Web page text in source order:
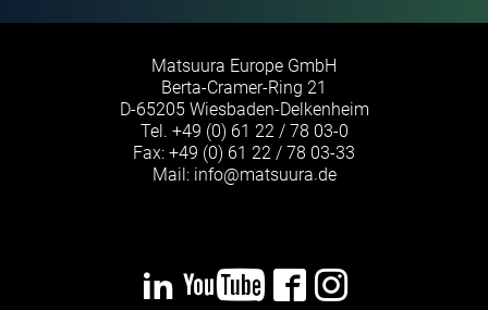
Matsuura Europe GmbH
Berta-Cramer-Ring 21
D-65205 Wiesbaden-Delkenheim
Tel. +49 (0) 61 22 / 78 03-0
Fax: +49 (0) 61 22 / 78 03-33
Mail: info@matsuura·de